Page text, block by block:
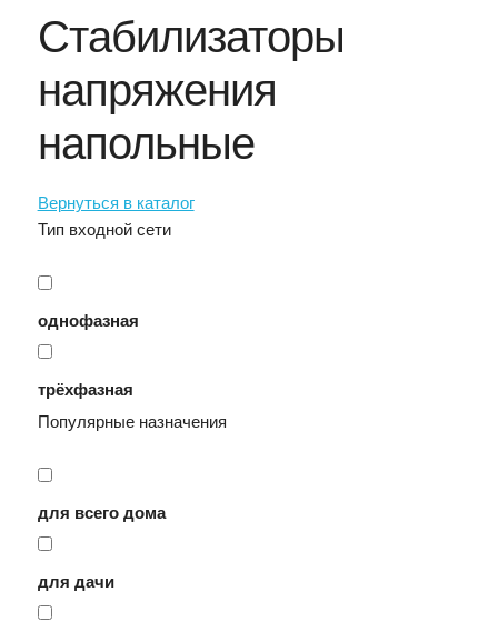
Стабилизаторы
напряжения
напольные
Вернуться в каталог
Тип входной сети
однофазная
трёхфазная
Популярные назначения
для всего дома
для дачи